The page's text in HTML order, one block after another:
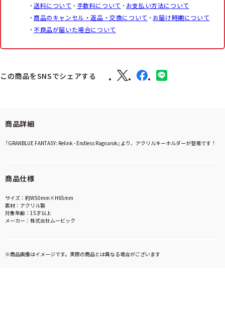
送料について 手数料について
お支払い方法について
商品のキャンセル・返品・交換について
お届け時期について
不良品が届いた場合について
この商品をSNSでシェアする
商品詳細
『GRANBLUE FANTASY: Relink - Endless Ragnarok』より、アクリルキーホルダーが登場です！
商品仕様
サイズ：約W50mm×H65mm
素材：アクリル製
対象年齢：15才以上
メーカー：株式会社ムービック
※商品画像はイメージです。実際の商品とは異なる場合がございます